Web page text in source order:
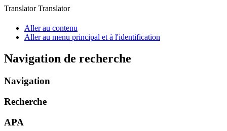
Translator Translator
Aller au contenu
Aller au menu principal et à l'identification
Navigation de recherche
Navigation
Recherche
APA